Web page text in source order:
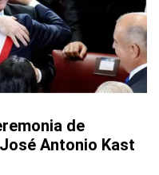
de
Antonio Kast